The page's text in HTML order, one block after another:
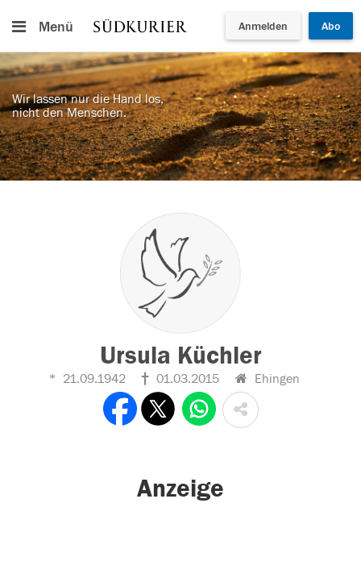
Menü Anmelden Abo
Wir lassen nur die Hand los,
nicht den Menschen.
Ursula Küchler
21.09.1942 01.03.2015 Ehingen
Anzeige